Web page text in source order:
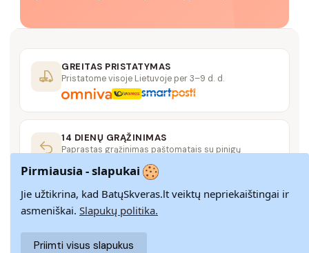
GREITAS PRISTATYMAS
Pristatome visoje Lietuvoje per 3–9 d. d.
14 DIENŲ GRĄŽINIMAS
Paprastas grąžinimas paštomatais su pinigų
SAUGUS MOKĖJIMAS
SSL šifravimas užtikrina aukščiausią jūsų duomenų
saugumo lygį
Pirmiausia - slapukai
Jie užtikrina, kad BatųSkveras.lt veiktų nepriekaištingai ir
asmeniškai. Slapukų politika.
Priimti visus slapukus